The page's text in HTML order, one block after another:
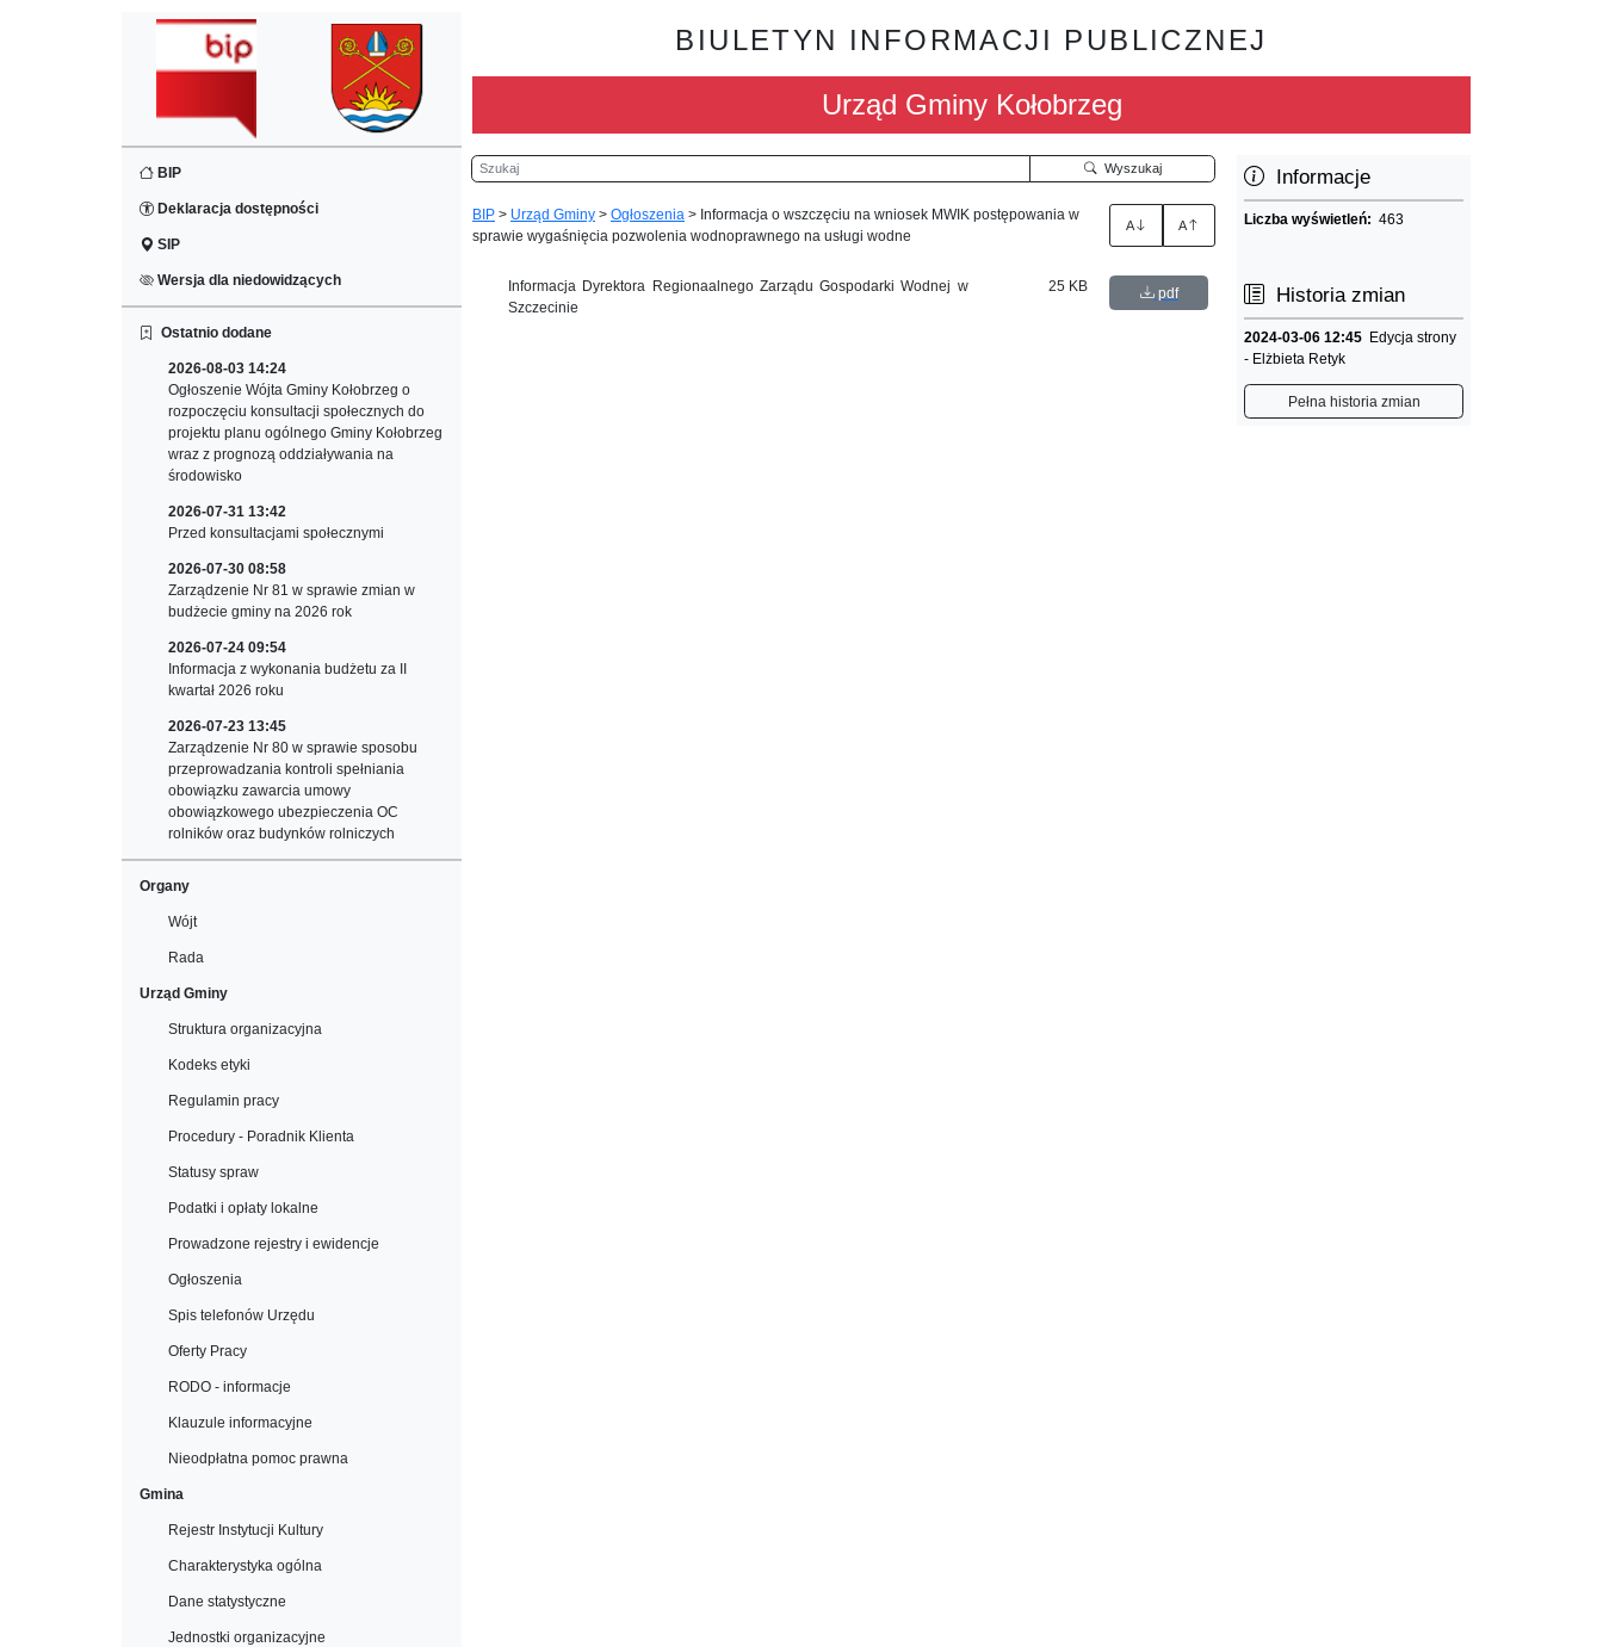
BIP
Deklaracja dostępności
SIP
Wersja dla niedowidzących
Ostatnio dodane
2026-08-03 14:24
Ogłoszenie Wójta Gminy Kołobrzeg o
rozpoczęciu konsultacji społecznych do
projektu planu ogólnego Gminy Kołobrzeg
wraz z prognozą oddziaływania na
środowisko
2026-07-31 13:42
Przed konsultacjami społecznymi
2026-07-30 08:58
Zarządzenie Nr 81 w sprawie zmian w
budżecie gminy na 2026 rok
2026-07-24 09:54
Informacja z wykonania budżetu za II
kwartał 2026 roku
2026-07-23 13:45
Zarządzenie Nr 80 w sprawie sposobu
przeprowadzania kontroli spełniania
obowiązku zawarcia umowy
obowiązkowego ubezpieczenia OC
rolników oraz budynków rolniczych
Organy
Wójt
Rada
Urząd Gminy
Struktura organizacyjna
Kodeks etyki
Regulamin pracy
Procedury - Poradnik Klienta
Statusy spraw
Podatki i opłaty lokalne
Prowadzone rejestry i ewidencje
Ogłoszenia
Spis telefonów Urzędu
Oferty Pracy
RODO - informacje
Klauzule informacyjne
Nieodpłatna pomoc prawna
Gmina
Rejestr Instytucji Kultury
Charakterystyka ogólna
Dane statystyczne
Jednostki organizacyjne
BIULETYN INFORMACJI PUBLICZNEJ
Urząd Gminy Kołobrzeg
Szukaj Wyszukaj
BIP > Urząd Gminy > Ogłoszenia > Informacja o wszczęciu na wniosek MWIK postępowania w
sprawie wygaśnięcia pozwolenia wodnoprawnego na usługi wodne
A A
Informacja Dyrektora Regionaalnego Zarządu Gospodarki Wodnej w
Szczecinie
25 KB pdf
Informacje
Liczba wyświetleń:463
Historia zmian
2024-03-06 12:45 Edycja strony
- Elżbieta Retyk
Pełna historia zmian